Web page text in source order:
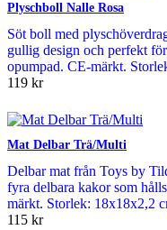
Plyschboll Nalle Rosa
Söt boll med
gullig design och perfekt
opumpad. CE-märkt.
119 kr
Mat Delbar Trä/Multi
Delbar mat från Toys by
fyra delbara kakor som
märkt. Storlek: 18x18x2,2
115 kr